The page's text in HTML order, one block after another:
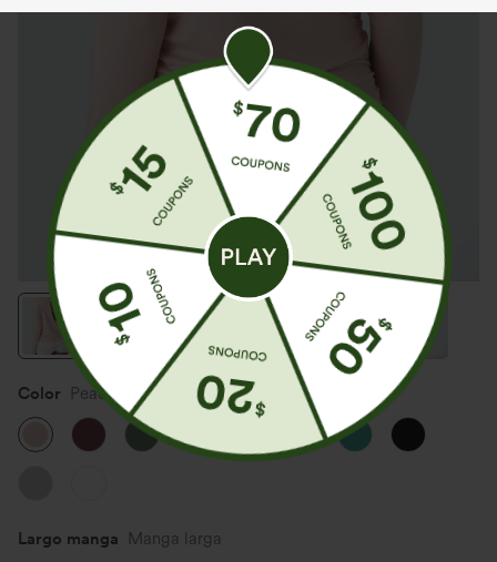
Color Peach Whip
Largo manga Manga larga